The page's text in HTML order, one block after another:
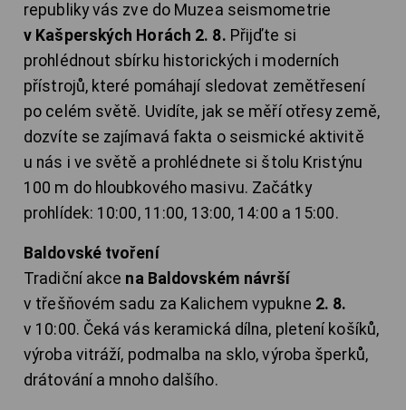
republiky vás zve do Muzea seismometrie
v Kašperských Horách 2. 8. Přijďte si
prohlédnout sbírku historických i moderních
přístrojů, které pomáhají sledovat zemětřesení
po celém světě. Uvidíte, jak se měří otřesy země,
dozvíte se zajímavá fakta o seismické aktivitě
u nás i ve světě a prohlédnete si štolu Kristýnu
100 m do hloubkového masivu. Začátky
prohlídek: 10:00, 11:00, 13:00, 14:00 a 15:00.
Baldovské tvoření
Tradiční akce na Baldovském návrší
v třešňovém sadu za Kalichem vypukne 2. 8.
v 10:00. Čeká vás keramická dílna, pletení košíků,
výroba vitráží, podmalba na sklo, výroba šperků,
drátování a mnoho dalšího.